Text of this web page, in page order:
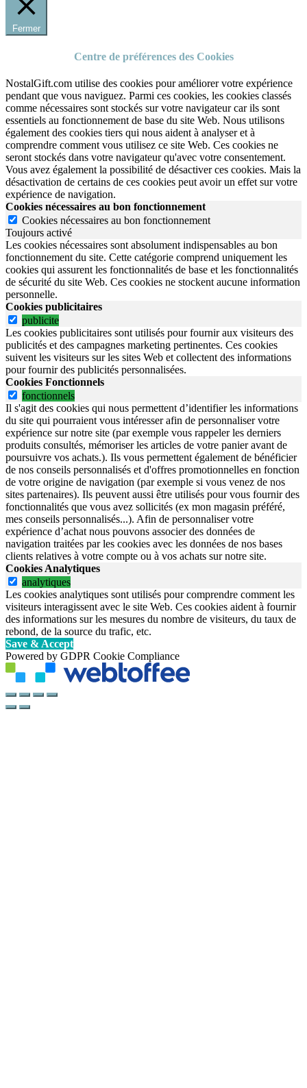
Fermer
Centre de préférences des Cookies
NostalGift.com utilise des cookies pour améliorer votre expérience
pendant que vous naviguez. Parmi ces cookies, les cookies classés
comme nécessaires sont stockés sur votre navigateur car ils sont
essentiels au fonctionnement de base du site Web. Nous utilisons
également des cookies tiers qui nous aident à analyser et à
comprendre comment vous utilisez ce site Web. Ces cookies ne
seront stockés dans votre navigateur qu'avec votre consentement.
Vous avez également la possibilité de désactiver ces cookies. Mais la
désactivation de certains de ces cookies peut avoir un effet sur votre
expérience de navigation.
Cookies nécessaires au bon fonctionnement
Cookies nécessaires au bon fonctionnement
Toujours activé
Les cookies nécessaires sont absolument indispensables au bon
fonctionnement du site. Cette catégorie comprend uniquement les
cookies qui assurent les fonctionnalités de base et les fonctionnalités
de sécurité du site Web. Ces cookies ne stockent aucune information
personnelle.
Cookies publicitaires
publicite
Les cookies publicitaires sont utilisés pour fournir aux visiteurs des
publicités et des campagnes marketing pertinentes. Ces cookies
suivent les visiteurs sur les sites Web et collectent des informations
pour fournir des publicités personnalisées.
Cookies Fonctionnels
fonctionnels
Il s'agit des cookies qui nous permettent d’identifier les informations
du site qui pourraient vous intéresser afin de personnaliser votre
expérience sur notre site (par exemple vous rappeler les derniers
produits consultés, mémoriser les articles de votre panier avant de
poursuivre vos achats.). Ils vous permettent également de bénéficier
de nos conseils personnalisés et d'offres promotionnelles en fonction
de votre origine de navigation (par exemple si vous venez de nos
sites partenaires). Ils peuvent aussi être utilisés pour vous fournir des
fonctionnalités que vous avez sollicités (ex mon magasin préféré,
mes conseils personnalisés...). Afin de personnaliser votre
expérience d’achat nous pouvons associer des données de
navigation traitées par les cookies avec les données de nos bases
clients relatives à votre compte ou à vos achats sur notre site.
Cookies Analytiques
analytiques
Les cookies analytiques sont utilisés pour comprendre comment les
visiteurs interagissent avec le site Web. Ces cookies aident à fournir
des informations sur les mesures du nombre de visiteurs, du taux de
rebond, de la source du trafic, etc.
Save & Accept
Powered by GDPR Cookie Compliance